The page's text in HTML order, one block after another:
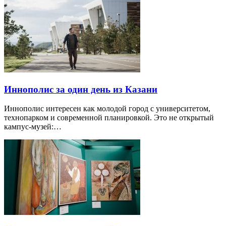
Иннополис за один день из Казани
Иннополис интересен как молодой город с университетом,
технопарком и современной планировкой. Это не открытый
кампус-музей:…